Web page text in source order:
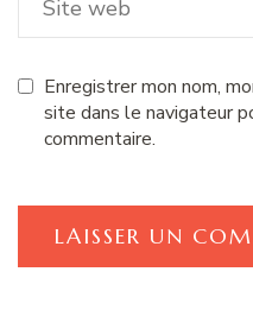
Enregistrer mon nom,
site dans le navigateur
commentaire.